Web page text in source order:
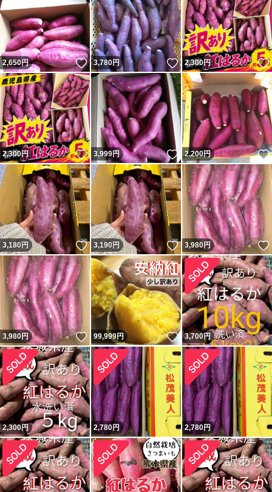
2,650円 いいね！
3,780円 いいね！
2,300円
2,300円 いいね！
3,999円 いいね！
2,200円
3,180円 いいね！
3,190円 いいね！
3,980円
3,980円 いいね！
99,999円 いいね！
3,700円
2,300円 2,780円 2,780円